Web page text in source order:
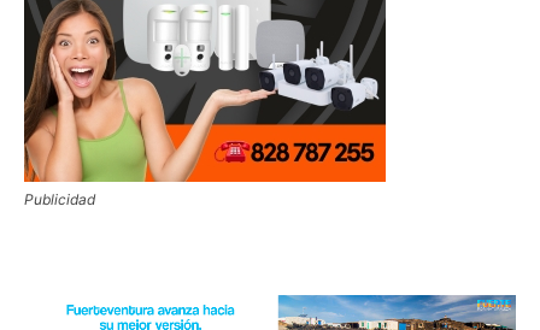
Publicidad